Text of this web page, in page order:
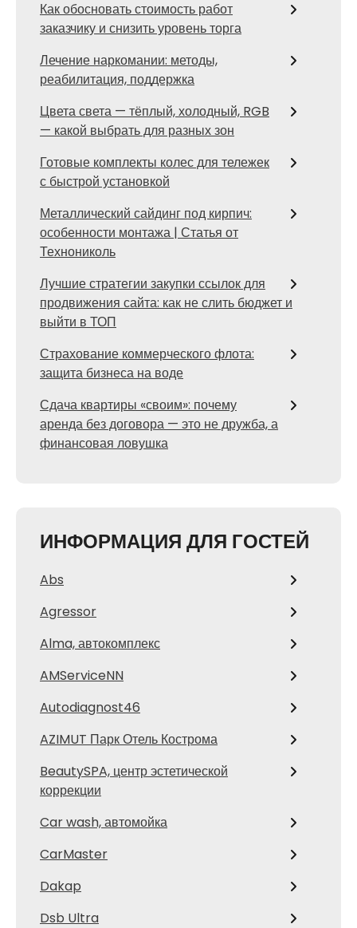
Как обосновать стоимость работ
заказчику и снизить уровень торга
Лечение наркомании: методы,
реабилитация, поддержка
Цвета света — тёплый, холодный, RGB
— какой выбрать для разных зон
Готовые комплекты колес для тележек
с быстрой установкой
Металлический сайдинг под кирпич:
особенности монтажа | Статья от
Технониколь
Лучшие стратегии закупки ссылок для
продвижения сайта: как не слить бюджет и
выйти в ТОП
Страхование коммерческого флота:
защита бизнеса на воде
Сдача квартиры «своим»: почему
аренда без договора — это не дружба, а
финансовая ловушка
ИНФОРМАЦИЯ ДЛЯ ГОСТЕЙ
Abs
Agressor
Alma, автокомплекс
AMServiceNN
Autodiagnost46
AZIMUT Парк Отель Кострома
BeautySPA, центр эстетической
коррекции
Car wash, автомойка
CarMaster
Dakap
Dsb Ultra